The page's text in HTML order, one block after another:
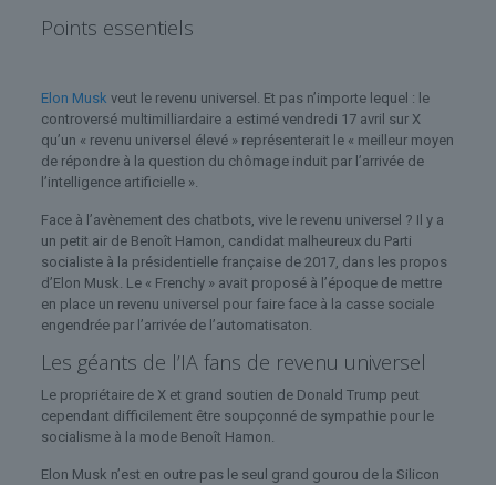
Points essentiels
Elon Musk veut le revenu universel. Et pas n’importe lequel : le
controversé multimilliardaire a estimé vendredi 17 avril sur X
qu’un « revenu universel élevé » représenterait le « meilleur moyen
de répondre à la question du chômage induit par l’arrivée de
l’intelligence artificielle ».
Face à l’avènement des chatbots, vive le revenu universel ? Il y a
un petit air de Benoît Hamon, candidat malheureux du Parti
socialiste à la présidentielle française de 2017, dans les propos
d’Elon Musk. Le « Frenchy » avait proposé à l’époque de mettre
en place un revenu universel pour faire face à la casse sociale
engendrée par l’arrivée de l’automatisaton.
Les géants de l’IA fans de revenu universel
Le propriétaire de X et grand soutien de Donald Trump peut
cependant difficilement être soupçonné de sympathie pour le
socialisme à la mode Benoît Hamon.
Elon Musk n’est en outre pas le seul grand gourou de la Silicon